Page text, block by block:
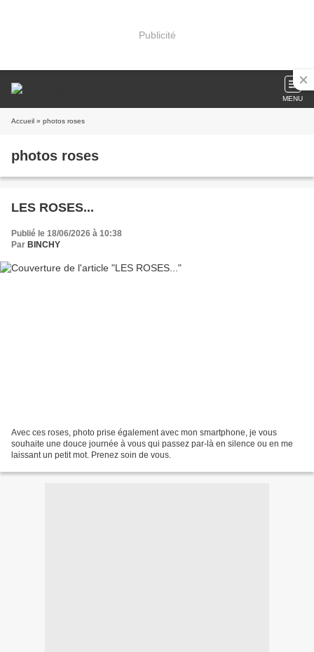
Publicité
MENU
Accueil » photos roses
photos roses
LES ROSES...
Publié le 18/06/2026 à 10:38
Par BINCHY
Avec ces roses, photo prise également avec mon smartphone, je vous
souhaite une douce journée à vous qui passez par-là en silence ou en me
laissant un petit mot. Prenez soin de vous.